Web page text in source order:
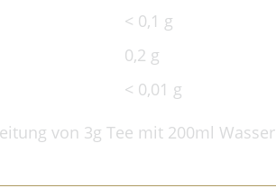
< 0,1 g
0,2 g
< 0,01 g
von 3g Tee mit 200ml Wasser